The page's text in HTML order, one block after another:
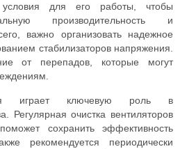
условия для его работы, чтобы
производительность и
важно организовать надежное
стабилизаторов напряжения.
от перепадов, которые могут
играет ключевую роль в
Регулярная очистка вентиляторов
сохранить эффективность
рекомендуется периодически